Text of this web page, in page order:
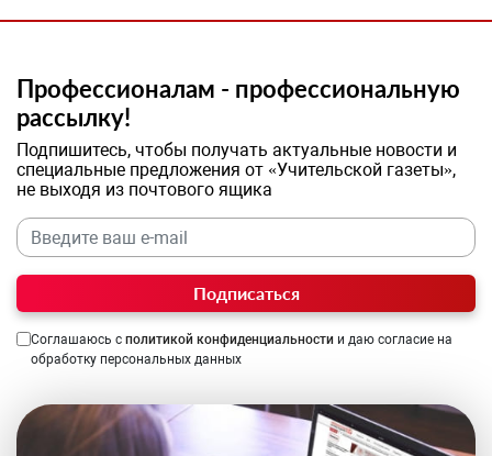
Профессионалам - профессиональную
рассылку!
Подпишитесь, чтобы получать актуальные новости и
специальные предложения от «Учительской газеты»,
не выходя из почтового ящика
Подписаться
Соглашаюсь с политикой конфиденциальности и даю согласие на
обработку персональных данных